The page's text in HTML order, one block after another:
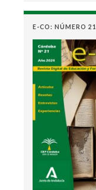
E-CO: NÚMERO 21